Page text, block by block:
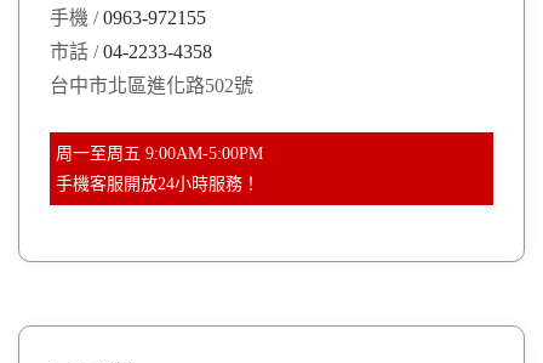
:
手機 /0963-972155
市話 /04-2233-4358
台中市北區進化路502號
周一至周五 9:00AM-5:00PM
手機客服開放24小時服務！